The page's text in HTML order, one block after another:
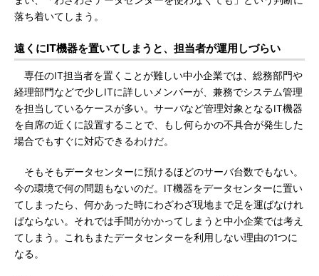
落ち着いてしまう。
遠くにIT機器を置いてしまうと、担当者が運用しづらい
専任のIT担当者を置くことが難しい中小企業では、総務部門や
経理部門などで少しITに詳しいメンバーが、兼務でシステム管理
を担当しているケースが多い。サーバなど管理対象となるIT機器
を自席の近くに設置することで、もし何らかの不具合が発生した
場合でもすぐに対応できるわけだ。
そもそもデータセンターに預けるほどのサーバ台数でもない。
今の環境で何の問題もないのだ。IT機器をデータセンターに置い
てしまったら、何かあった時にわざわざ現地まで足を運ばなけれ
ばならない。それでは手間がかかってしまうと中小企業では考え
てしまう。これもまたデータセンターを利用しない理由の1つに
なる。